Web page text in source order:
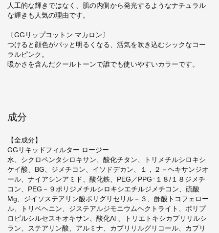
人工的な輝きではなく、肌の内側から発光するようなナチュラル
な輝きも人気の理由です。
〔GGリップコットン マカロン〕
つけると顔色がパッと明るくなる、活気を吹き込むシックなコー
ラルピンク。
暖かさを含んだクールトーンで誰でも使いやすいカラーです。
成分
【全成分】
GGリキッドフィルター ロージー
水、シクロペンタシロキサン、酸化チタン、トリメチルシロキシ
ケイ酸、BG、ジメチコン、イソドデカン、１，２－ヘキサンジオ
ール、ナイアシンアミド、酸化鉄、PEG／PPGｰ１８/１８ジメチ
コン、PEG－９ポリジメチルシロキシエチルジメチコン、硫酸
Mg、ジイソステアリン酸ポリグリセリル－３、酢酸トコフェロー
ル、トリベヘニン、ジステアルジモニウムヘクトライト、ポリプ
ロピルシルセスキオキサン、酸化Al 、トリエトキシカプリリルシ
ラン、ステアリン酸、アルミナ、カプリリルグリコール、カプリ